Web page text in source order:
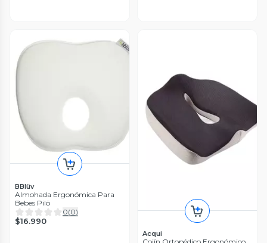
BBlüv
Almohada Ergonómica Para
Bebes Pilö
0(0)
$16.990
Acqui
Cojín Ortopédico Ergonómico